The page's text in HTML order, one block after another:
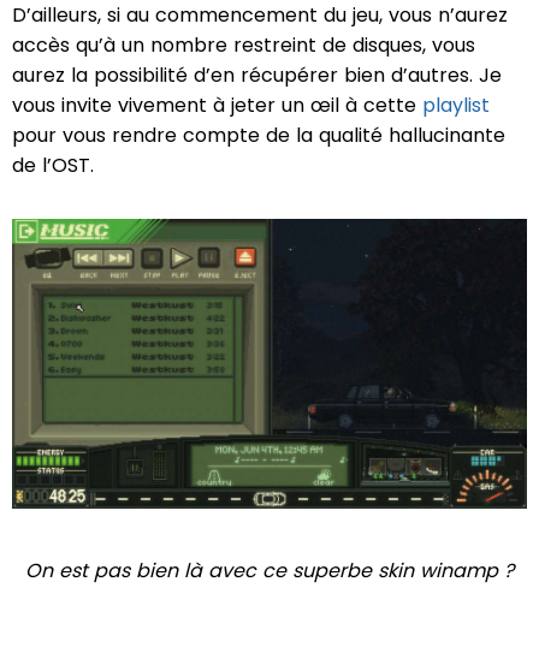
D’ailleurs, si au commencement du jeu, vous n’aurez
accès qu’à un nombre restreint de disques, vous
aurez la possibilité d’en récupérer bien d’autres. Je
vous invite vivement à jeter un œil à cette playlist
pour vous rendre compte de la qualité hallucinante
de l’OST.
On est pas bien là avec ce superbe skin winamp ?